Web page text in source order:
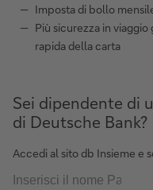
Imposta di bollo
Più sicurezza in
rapida della carta
Sei dipendente di
di Deutsche Bank?
Accedi al sito db Insieme e